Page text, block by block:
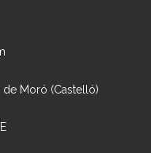
Moró (Castelló)